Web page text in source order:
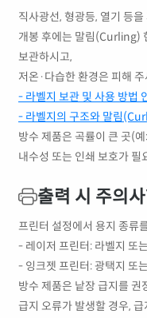
직사광선, 형광등, 열기 등
개봉 후에는 말림(Curling)
보관하시고,
저온·다습한 환경은 피해 주
- 라벨지 보관 및 사용 방법
- 라벨지의 구조와 말림
방수 제품은 곡률이 큰 곳(
내수성 또는 인쇄 보호가 필
출력 시 주의
프린터 설정에서 용지 종류
- 레이저 프린터: 라벨지 또
- 잉크젯 프린터: 광택지 또
방수 제품은 낱장 급지를 권
급지 오류가 발생할 경우,